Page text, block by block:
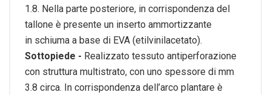
1.8. Nella parte posteriore, in corrispondenza del
tallone è presente un inserto ammortizzante
in schiuma a base di EVA (etilvinilacetato).
Sottopiede - Realizzato tessuto antiperforazione
con struttura multistrato, con uno spessore di mm
3.8 circa. In corrispondenza dell’arco plantare è